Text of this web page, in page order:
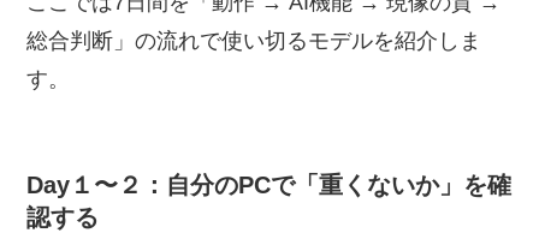
総合判断」の流れで使い切るモデルを紹介しま
す。
Day１〜２：自分のPCで「重くないか」を確
認する